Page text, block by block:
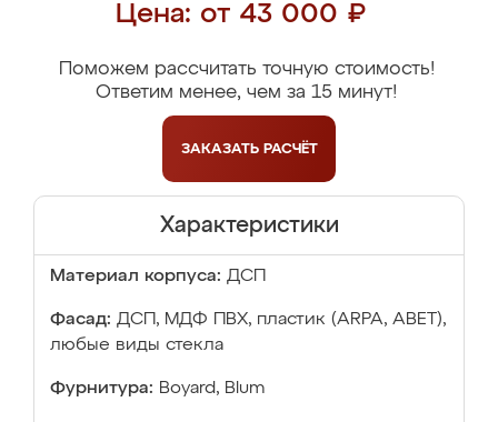
Цена: от 43 000 ₽
Поможем рассчитать точную стоимость!
Ответим менее, чем за 15 минут!
ЗАКАЗАТЬ РАСЧЁТ
Характеристики
Материал корпуса: ДСП
Фасад: ДСП, МДФ ПВХ, пластик (ARPA, ABET),
любые виды стекла
Фурнитура: Boyard, Blum